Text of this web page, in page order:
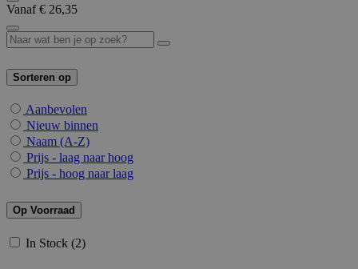
Vanaf€ 26,35
Sorteren op
Aanbevolen
Nieuw binnen
Naam (A-Z)
Prijs - laag naar hoog
Prijs - hoog naar laag
Op Voorraad
In Stock (2)